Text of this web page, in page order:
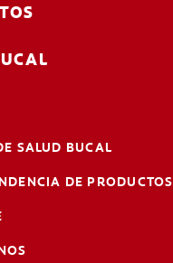
SALUD BUCAL
DE PRODUCTOS